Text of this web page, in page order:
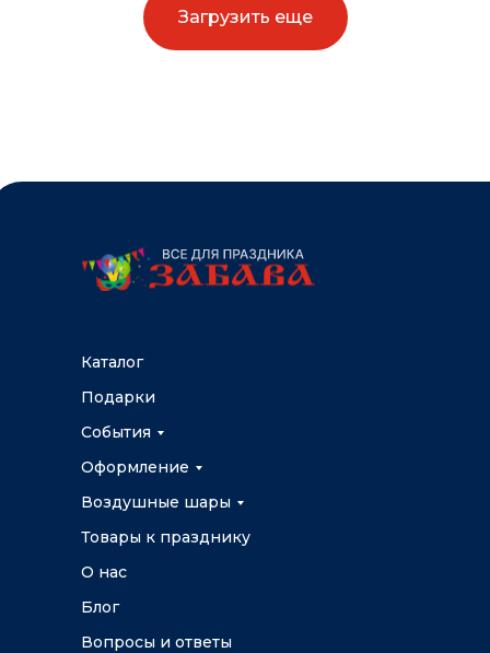
Загрузить еще
Каталог
Подарки
События
Оформление
Воздушные шары
Товары к празднику
О нас
Блог
Вопросы и ответы